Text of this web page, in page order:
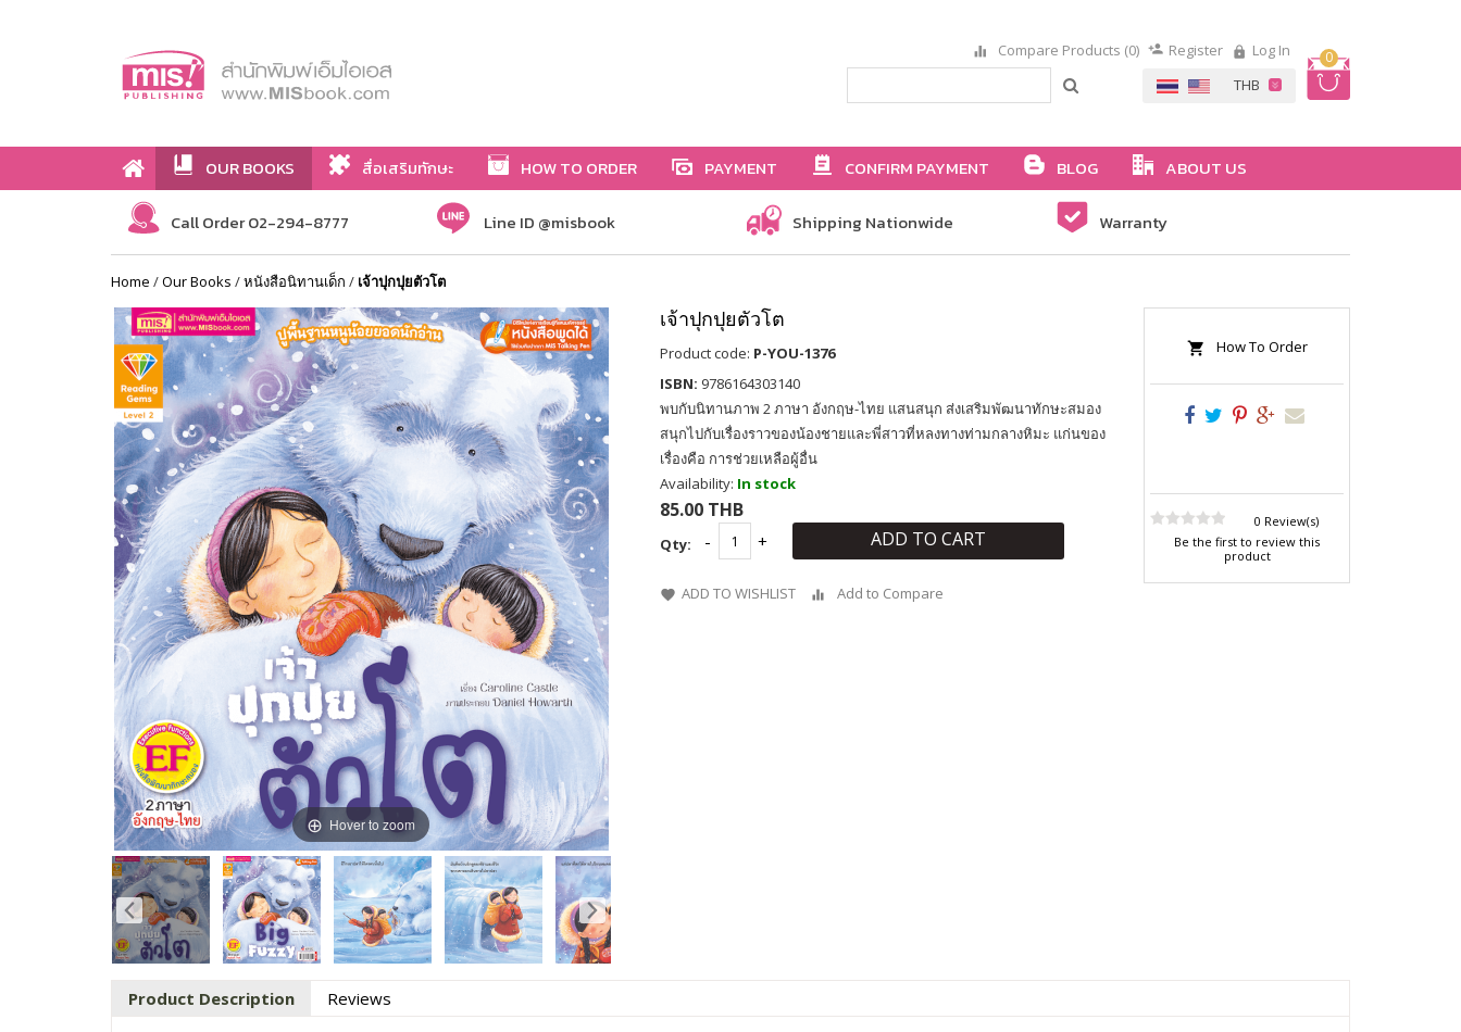
0
Compare Products (0) Register Log In
OUR BOOKS สื่อเสริมทักษะ HOW TO ORDER PAYMENT CONFIRM PAYMENT BLOG ABOUT US
Call Order 02-294-8777 Line ID @misbook Shipping Nationwide Warranty
Home /Our Books /หนังสือนิทานเด็ก / เจ้าปุกปุยตัวโต
Hover to zoom
เจ้าปุกปุยตัวโต
Product code: P-YOU-1376
ISBN: 9786164303140
พบกับนิทานภาพ 2 ภาษา อังกฤษ-ไทย แสนสนุก ส่งเสริมพัฒนาทักษะสมอง
สนุกไปกับเรื่องราวของน้องชายและพี่สาวที่หลงทางท่ามกลางหิมะ แก่นของ
เรื่องคือ การช่วยเหลือผู้อื่น
Availability: In stock
85.00 THB
Qty: ADD TO CART
ADD TO WISHLIST Add to Compare
How To Order
0 Review(s)
Be the first to review this
product
Product Description Reviews